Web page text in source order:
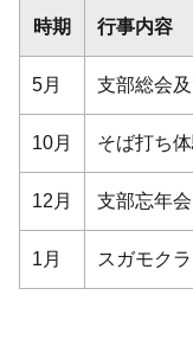
時期 行事内容
5月 支部総会
10月 そば打ち
12月 支部忘年
1月 スガモク